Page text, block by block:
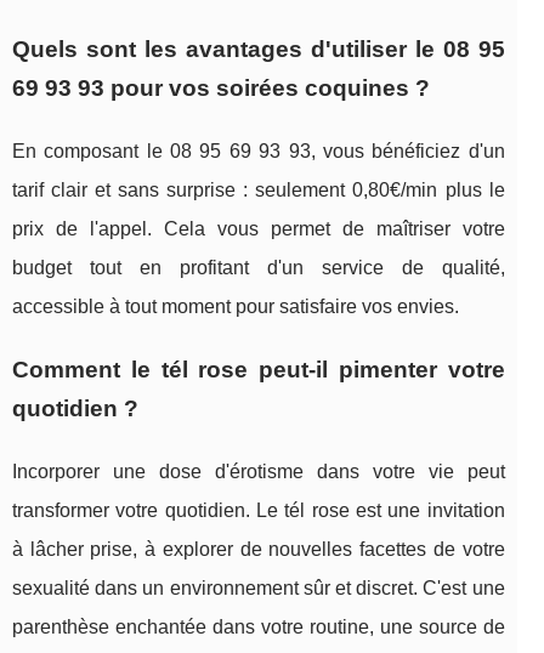
Quels sont les avantages d'utiliser le 08 95
69 93 93 pour vos soirées coquines ?
En composant le 08 95 69 93 93, vous bénéficiez d'un
tarif clair et sans surprise : seulement 0,80€/min plus le
prix de l'appel. Cela vous permet de maîtriser votre
budget tout en profitant d'un service de qualité,
accessible à tout moment pour satisfaire vos envies.
Comment le tél rose peut-il pimenter votre
quotidien ?
Incorporer une dose d'érotisme dans votre vie peut
transformer votre quotidien. Le tél rose est une invitation
à lâcher prise, à explorer de nouvelles facettes de votre
sexualité dans un environnement sûr et discret. C'est une
parenthèse enchantée dans votre routine, une source de